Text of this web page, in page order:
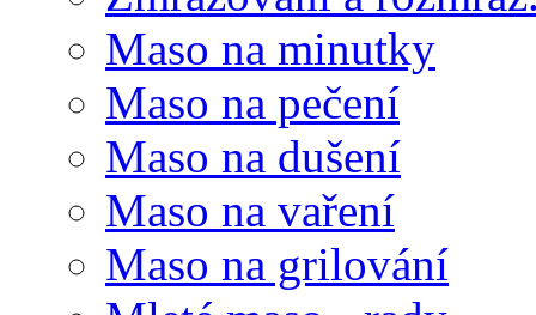
Maso na minutky
Maso na pečení
Maso na dušení
Maso na vaření
Maso na grilování